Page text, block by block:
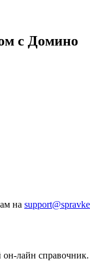
с Домино
на
лайн справочник.